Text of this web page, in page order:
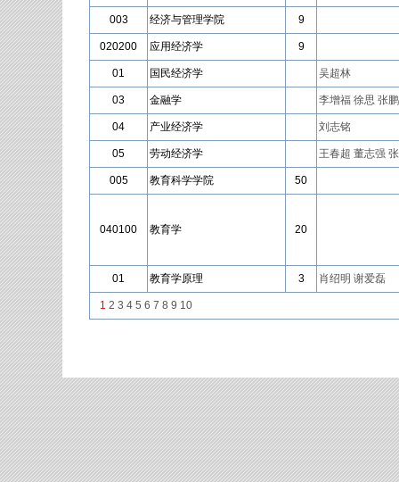
003 经济与管理学院 9
020200 应用经济学 9
01 国民经济学 吴超林
03 金融学 李增福 徐思 张鹏
04 产业经济学 刘志铭
05 劳动经济学 王春超 董志强
005 教育科学学院 50
040100 教育学 20
01 教育学原理 3 肖绍明 谢爱磊
1 2 3 4 5 6 7 8 9 10